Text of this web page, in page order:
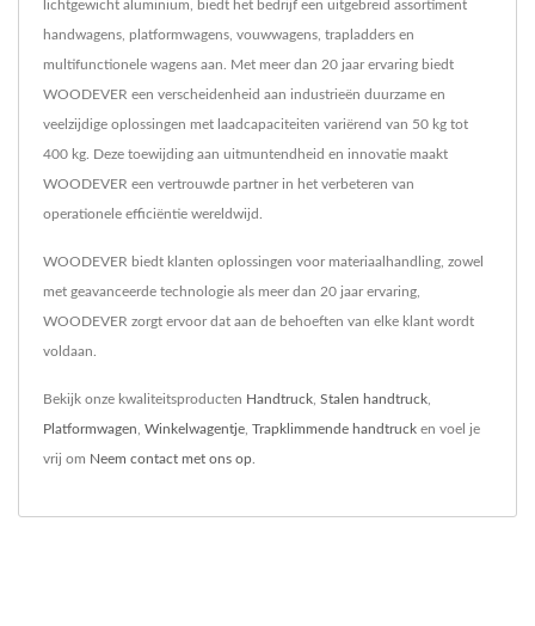
lichtgewicht aluminium, biedt het bedrijf een uitgebreid assortiment
handwagens, platformwagens, vouwwagens, trapladders en
multifunctionele wagens aan. Met meer dan 20 jaar ervaring biedt
WOODEVER een verscheidenheid aan industrieën duurzame en
veelzijdige oplossingen met laadcapaciteiten variërend van 50 kg tot
400 kg. Deze toewijding aan uitmuntendheid en innovatie maakt
WOODEVER een vertrouwde partner in het verbeteren van
operationele efficiëntie wereldwijd.
WOODEVER biedt klanten oplossingen voor materiaalhandling, zowel
met geavanceerde technologie als meer dan 20 jaar ervaring,
WOODEVER zorgt ervoor dat aan de behoeften van elke klant wordt
voldaan.
Bekijk onze kwaliteitsproducten Handtruck Stalen handtruck
Platformwagen Winkelwagentje Trapklimmende handtruck en voel je
vrij om Neem contact met ons op